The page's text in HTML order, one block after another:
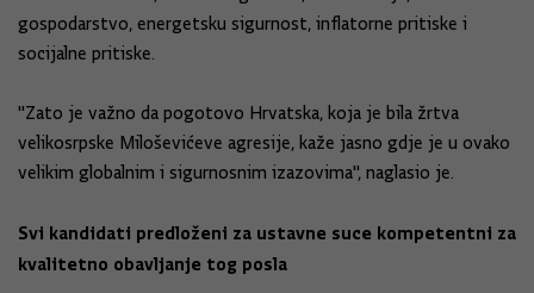
gospodarstvo, energetsku sigurnost, inflatorne pritiske i
socijalne pritiske.
"Zato je važno da pogotovo Hrvatska, koja je bila žrtva
velikosrpske Miloševićeve agresije, kaže jasno gdje je u ovako
velikim globalnim i sigurnosnim izazovima", naglasio je.
Svi kandidati predloženi za ustavne suce kompetentni za
kvalitetno obavljanje tog posla